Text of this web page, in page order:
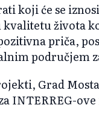
koji će se
života
priča,
područjem
Grad
INTERREG-